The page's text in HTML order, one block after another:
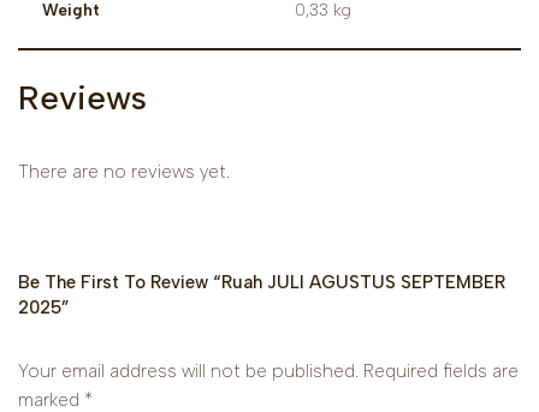
Weight 0,33 kg
Reviews
There are no reviews yet.
Be The First To Review “Ruah JULI AGUSTUS SEPTEMBER
2025”
Your email address will not be published. Required fields are
marked *